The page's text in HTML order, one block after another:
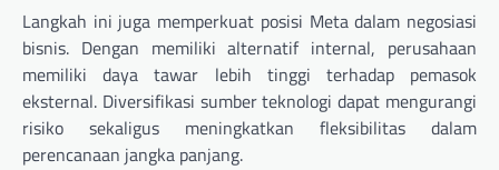
Langkah ini juga memperkuat posisi Meta dalam negosiasi
bisnis. Dengan memiliki alternatif internal, perusahaan
memiliki daya tawar lebih tinggi terhadap pemasok
eksternal. Diversifikasi sumber teknologi dapat mengurangi
risiko sekaligus meningkatkan fleksibilitas dalam
perencanaan jangka panjang.